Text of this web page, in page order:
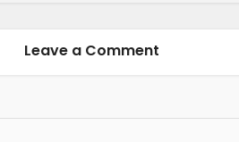
Leave a Comment